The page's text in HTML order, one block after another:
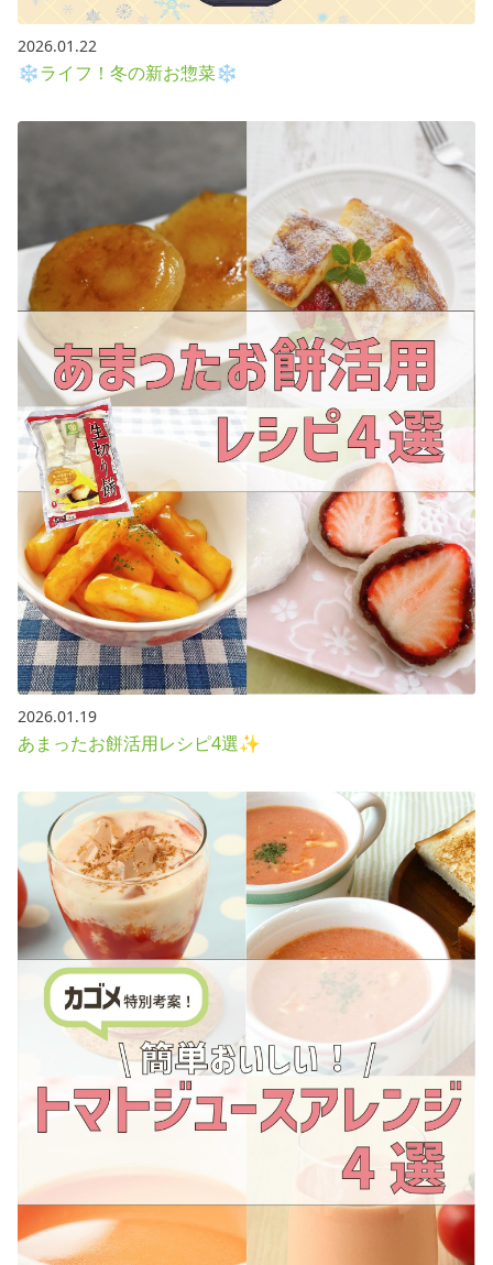
2026.01.22
❄ライフ！冬の新お惣菜❄
2026.01.19
あまったお餅活用レシピ4選✨